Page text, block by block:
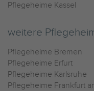
Pflegeheime Kassel
weitere
Pflegeheime Bremen
Pflegeheime Erfurt
Pflegeheime Karlsruhe
Pflegeheime Frankfurt